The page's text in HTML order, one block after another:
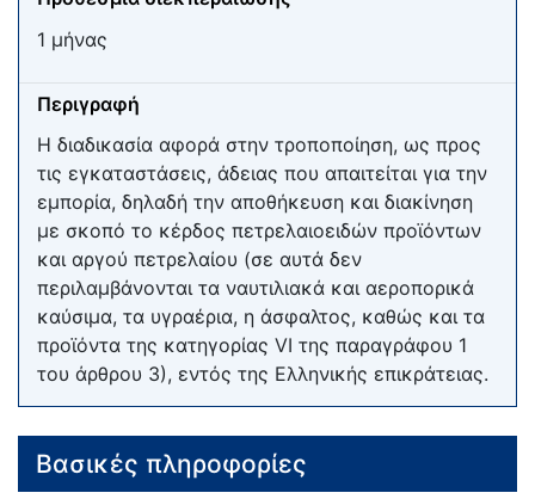
1 μήνας
Περιγραφή
Η διαδικασία αφορά στην τροποποίηση, ως προς
τις εγκαταστάσεις, άδειας που απαιτείται για την
εμπορία, δηλαδή την αποθήκευση και διακίνηση
με σκοπό το κέρδος πετρελαιοειδών προϊόντων
και αργού πετρελαίου (σε αυτά δεν
περιλαμβάνονται τα ναυτιλιακά και αεροπορικά
καύσιμα, τα υγραέρια, η άσφαλτος, καθώς και τα
προϊόντα της κατηγορίας VI της παραγράφου 1
του άρθρου 3), εντός της Ελληνικής επικράτειας.
Βασικές πληροφορίες